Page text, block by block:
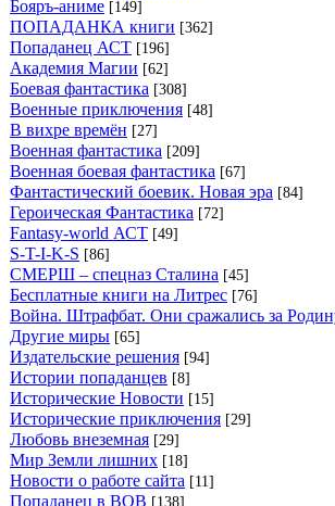
Бояръ-аниме [149]
ПОПАДАНКА книги [362]
Попаданец АСТ [196]
Академия Магии [62]
Боевая фантастика [308]
Военные приключения [48]
В вихре времён [27]
Военная фантастика [209]
Военная боевая фантастика [67]
Фантастический боевик. Новая эра [84]
Героическая Фантастика [72]
Fantasy-world АСТ [49]
S-T-I-K-S [86]
СМЕРШ – спецназ Сталина [45]
Бесплатные книги на Литрес [76]
Война. Штрафбат. Они сражались за
Другие миры [65]
Издательские решения [94]
Истории попаданцев [8]
Исторические Новости [15]
Исторические приключения [29]
Любовь внеземная [29]
Мир Земли лишних [18]
Новости о работе сайта [11]
Попаданец в ВОВ [138]